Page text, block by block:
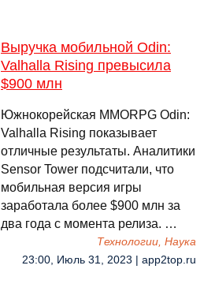
Выручка мобильной Odin:
Valhalla Rising превысила
$900 млн
Южнокорейская MMORPG Odin:
Valhalla Rising показывает
отличные результаты. Аналитики
Sensor Tower подсчитали, что
мобильная версия игры
заработала более $900 млн за
два года с момента релиза. …
Технологии, Наука
23:00, Июль 31, 2023 | app2top.ru